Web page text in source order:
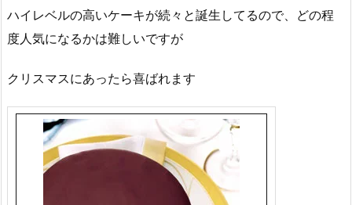
ハイレベルの高いケーキが続々と誕生してるので、どの程
度人気になるかは難しいですが
クリスマスにあったら喜ばれます